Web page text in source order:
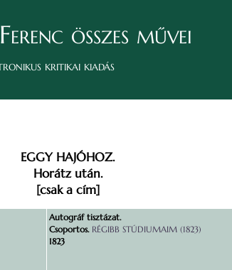
összes művei
kritikai kiadás
EGGY HAJÓHOZ.
Horátz után.
[csak a cím]
Autográf tisztázat.
Csoportos. RÉGIBB STÚDIUMAIM (1823)
1823